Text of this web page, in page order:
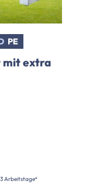
mit extra
Arbeitstage⁴